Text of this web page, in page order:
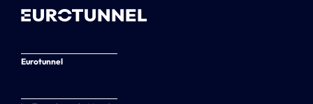
Eurotunnel